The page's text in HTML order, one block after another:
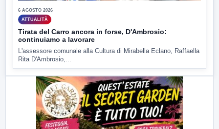
6 AGOSTO 2026
ATTUALITÀ
Tirata del Carro ancora in forse, D'Ambrosio:
continuiamo a lavorare
L'assessore comunale alla Cultura di Mirabella Eclano, Raffaella
Rita D'Ambrosio,...